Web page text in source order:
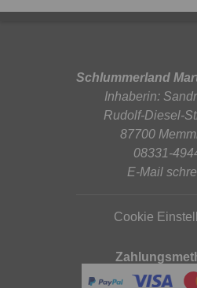
Schlummerland
Inhaberin:
Rudolf-Diesel-
87700
08331-
E-Mail
Cookie